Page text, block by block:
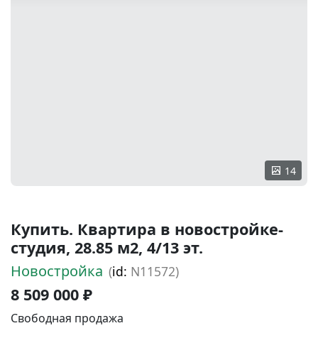
14
Купить. Квартира в новостройке-
студия, 28.85 м2, 4/13 эт.
Новостройка (id: N11572)
8 509 000 ₽
Свободная продажа